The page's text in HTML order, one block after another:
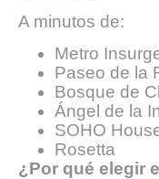
A minutos de:
Metro
Paseo de la
Bosque de
Ángel de la
SOHO
Rosetta
¿Por qué elegir